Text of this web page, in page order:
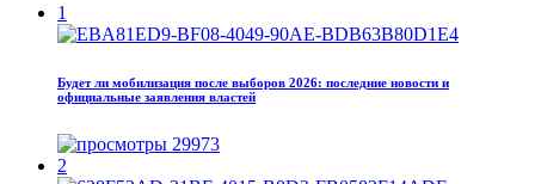
1
Будет ли мобилизация после выборов 2026: последние новости и
официальные заявления властей
29973
2